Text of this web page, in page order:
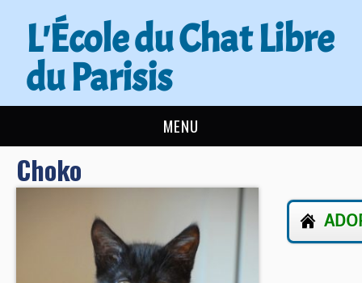
L'École du Chat Libre
du Parisis
MENU
L’ÉCOLE DU CHAT
Choko